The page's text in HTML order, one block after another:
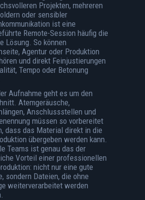
Projekten, mehreren
oder sensibler
ist eine
Remote-Session häufig die
Lösung. So können
Agentur oder Produktion
und direkt Feinjustierungen
Tempo oder Betonung
Aufnahme geht es um den
Atemgeräusche,
Anschlussstellen und
müssen so vorbereitet
dass das Material direkt in die
übergeben werden kann.
Teams ist genau das der
Vorteil einer professionellen
nicht nur eine gute
sondern Dateien, die ohne
weiterverarbeitet werden